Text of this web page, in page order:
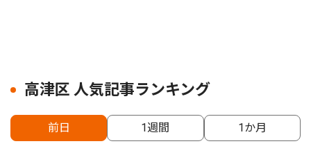
高津区 人気記事ランキング
前日 1週間 1か月